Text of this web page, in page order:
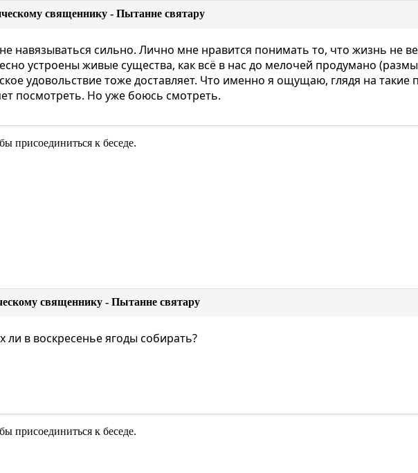
священнику - Пытанне святару
навязываться сильно. Лично мне нравится понимать то, что жизнь не
устроены живые существа, как всё в нас до мелочей продумано
удовольствие тоже доставляет. Что именно я ощущаю, глядя на такие
посмотреть. Но уже боюсь смотреть.
присоединиться к беседе.
священнику - Пытанне святару
ли в воскресенье ягоды собирать?
присоединиться к беседе.